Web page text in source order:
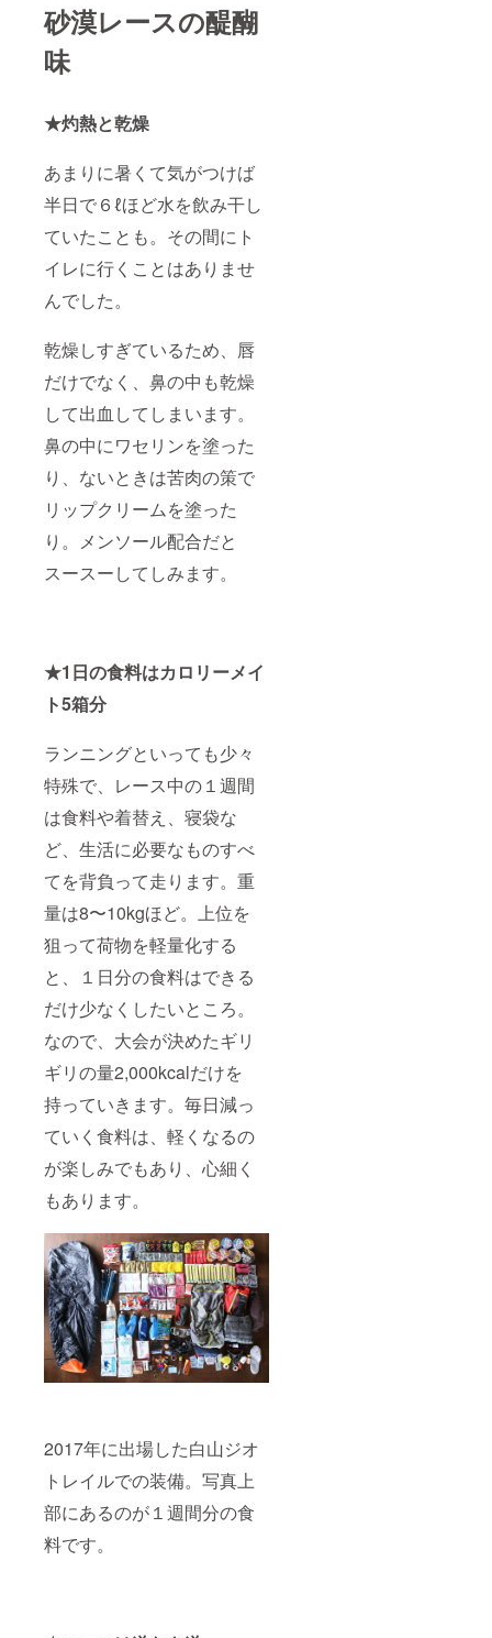
砂漠レースの醍醐
味
★灼熱と乾燥
あまりに暑くて気がつけば
半日で６ℓほど水を飲み干し
ていたことも。その間にト
イレに行くことはありませ
んでした。
乾燥しすぎているため、唇
だけでなく、鼻の中も乾燥
して出血してしまいます。
鼻の中にワセリンを塗った
り、ないときは苦肉の策で
リップクリームを塗った
り。メンソール配合だと
スースーしてしみます。
★1日の食料はカロリーメイ
ト5箱分
ランニングといっても少々
特殊で、レース中の１週間
は食料や着替え、寝袋な
ど、生活に必要なものすべ
てを背負って走ります。重
量は8〜10kgほど。上位を
狙って荷物を軽量化する
と、１日分の食料はできる
だけ少なくしたいところ。
なので、大会が決めたギリ
ギリの量2,000kcalだけを
持っていきます。毎日減っ
ていく食料は、軽くなるの
が楽しみでもあり、心細く
もあります。
2017年に出場した白山ジオ
トレイルでの装備。写真上
部にあるのが１週間分の食
料です。